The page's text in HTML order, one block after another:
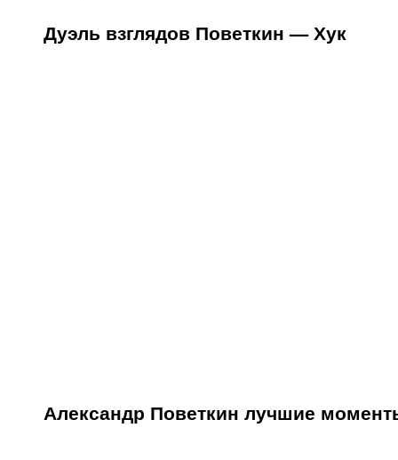
Дуэль взглядов Поветкин — Хук
Александр Поветкин лучшие